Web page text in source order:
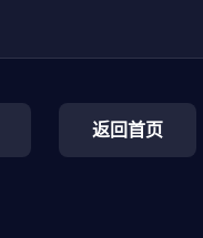
返回首页